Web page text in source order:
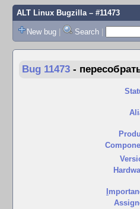
ALT Linux Bugzilla– #11473
New bug | Search |
Bug 11473 -